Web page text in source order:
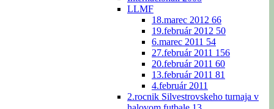
LLMF
18.marec 2012 66
19.február 2012 50
6.marec 2011 54
27.február 2011 156
20.február 2011 60
13.február 2011 81
4.február 2011
2.rocnik Silvestrovskeho turnaja v